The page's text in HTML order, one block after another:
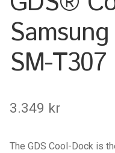
Tablet
Components
Mounts with
SM-T307
3.349 kr
The GDS Cool-Dock is